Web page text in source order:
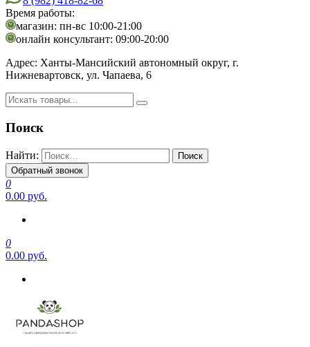
Время работы:
магазин: пн-вс 10:00-21:00
онлайн консультант: 09:00-20:00
Адрес: Ханты-Мансийский автономный округ, г.
Нижневартовск, ул. Чапаева, 6
Поиск
Найти:
Обратный звонок
0
0.00 руб.
0
0.00 руб.